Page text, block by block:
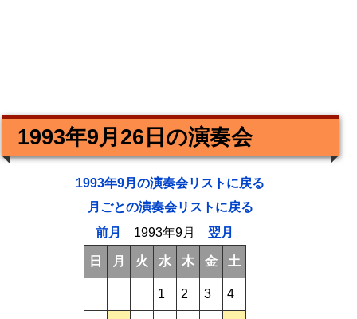
1993年9月26日の演奏会
1993年9月の演奏会リストに戻る
月ごとの演奏会リストに戻る
前月
1993年9月翌月
日 月 火 水 木 金 土
1 2 3 4